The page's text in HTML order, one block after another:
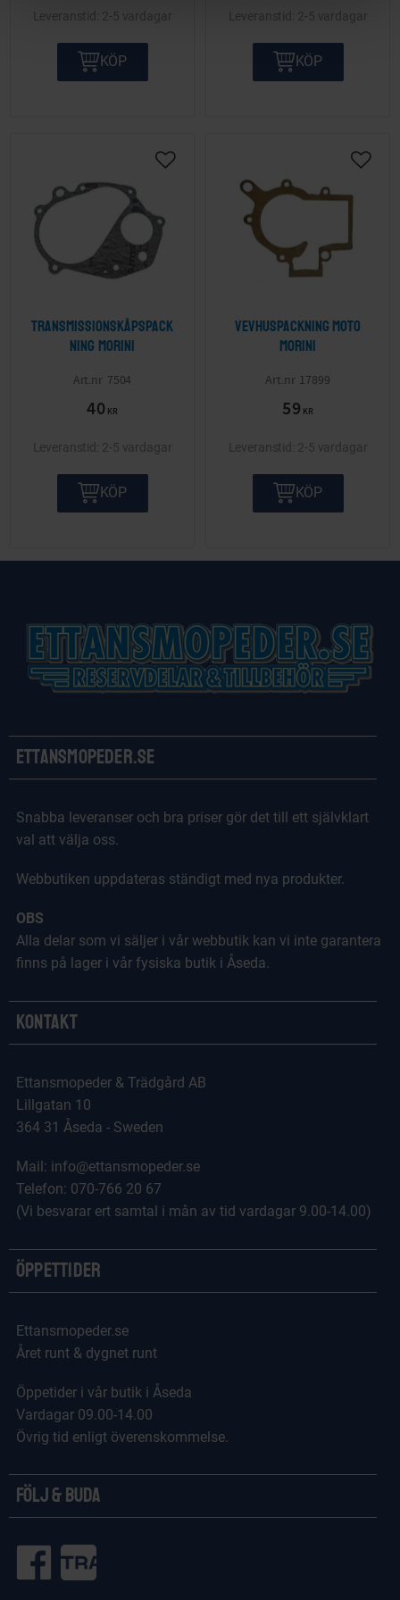
2-5 vardagar
KÖP
2-5 vardagar
KÖP
Transmissionskåpspack
ning Morini
7504
40 KR
Lägg till i önskelista
2-5 vardagar
KÖP
Vevhuspackning Moto
Morini
17899
59 KR
Lägg
2-5 vardagar
KÖP
Ettansmopeder.se
Snabba leveranser och bra priser gör det till ett självklart
val att välja oss.
Webbutiken uppdateras ständigt med nya produkter.
OBS
Alla delar som vi säljer i vår webbutik kan vi inte garantera
finns på lager i vår fysiska butik i Åseda.
Kontakt
Ettansmopeder & Trädgård AB
Lillgatan 10
364 31 Åseda - Sweden
Mail: info@ettansmopeder.se
Telefon: 070-766 20 67
(Vi besvarar ert samtal i mån av tid vardagar 9.00-14.00)
Öppettider
Ettansmopeder.se
Året runt & dygnet runt
Öppetider i vår butik i Åseda
Vardagar 09.00-14.00
Övrig tid enligt överenskommelse.
Följ & Buda